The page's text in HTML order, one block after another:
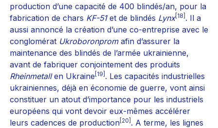
production d’une capacité de 400 blindés/an, pour la
fabrication de chars KF-51et de blindés Lynx[18] . Il a
aussi annoncé la création d’une co-entreprise avec le
conglomérat Ukroboronpromafin d’assurer la
maintenance des blindés de l’armée ukrainienne,
avant de fabriquer conjointement des produits
Rheinmetallen Ukraine [19] . Les capacités industrielles
ukrainiennes, déjà en économie de guerre, vont ainsi
constituer un atout d’importance pour les industriels
européens qui vont devoir eux-mêmes accélérer
leurs cadences de production [20] . A terme, les lignes